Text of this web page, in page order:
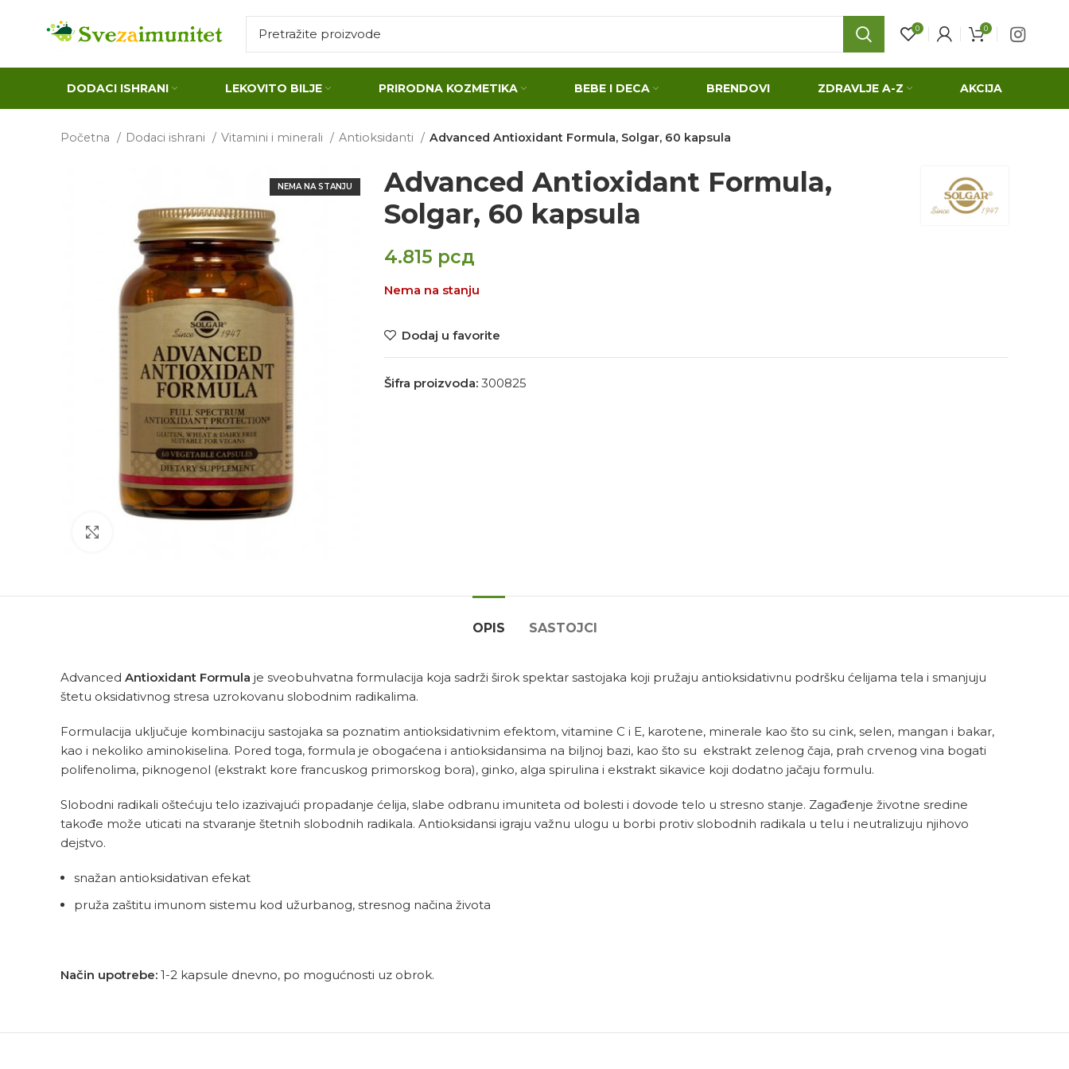
0 0
DODACI ISHRANI LEKOVITO BILJE PRIRODNA KOZMETIKA BEBE I DECA BRENDOVI ZDRAVLJE A-Z AKCIJA
Početna Dodaci ishrani Vitamini i minerali Antioksidanti Advanced Antioxidant Formula, Solgar, 60 kapsula
NEMA NA STANJU
Advanced Antioxidant Formula,
Solgar, 60 kapsula
4.815 рсд
Nema na stanju
Dodaj u favorite
Šifra proizvoda:300825
OPIS SASTOJCI
Advanced Antioxidant Formula je sveobuhvatna formulacija koja sadrži širok spektar sastojaka koji pružaju antioksidativnu podršku ćelijama tela i smanjuju
štetu oksidativnog stresa uzrokovanu slobodnim radikalima.
Formulacija uključuje kombinaciju sastojaka sa poznatim antioksidativnim efektom, vitamine C i E, karotene, minerale kao što su cink, selen, mangan i bakar,
kao i nekoliko aminokiselina. Pored toga, formula je obogaćena i antioksidansima na biljnoj bazi, kao što su ekstrakt zelenog čaja, prah crvenog vina bogati
polifenolima, piknogenol (ekstrakt kore francuskog primorskog bora), ginko, alga spirulina i ekstrakt sikavice koji dodatno jačaju formulu.
Slobodni radikali oštećuju telo izazivajući propadanje ćelija, slabe odbranu imuniteta od bolesti i dovode telo u stresno stanje. Zagađenje životne sredine
takođe može uticati na stvaranje štetnih slobodnih radikala. Antioksidansi igraju važnu ulogu u borbi protiv slobodnih radikala u telu i neutralizuju njihovo
dejstvo.
snažan antioksidativan efekat
pruža zaštitu imunom sistemu kod užurbanog, stresnog načina života
Način upotrebe: 1-2 kapsule dnevno, po mogućnosti uz obrok.